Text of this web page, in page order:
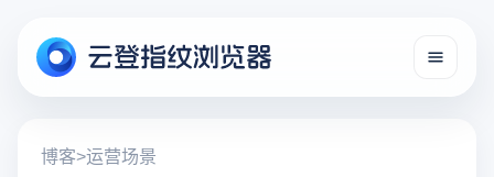
博客>运营场景